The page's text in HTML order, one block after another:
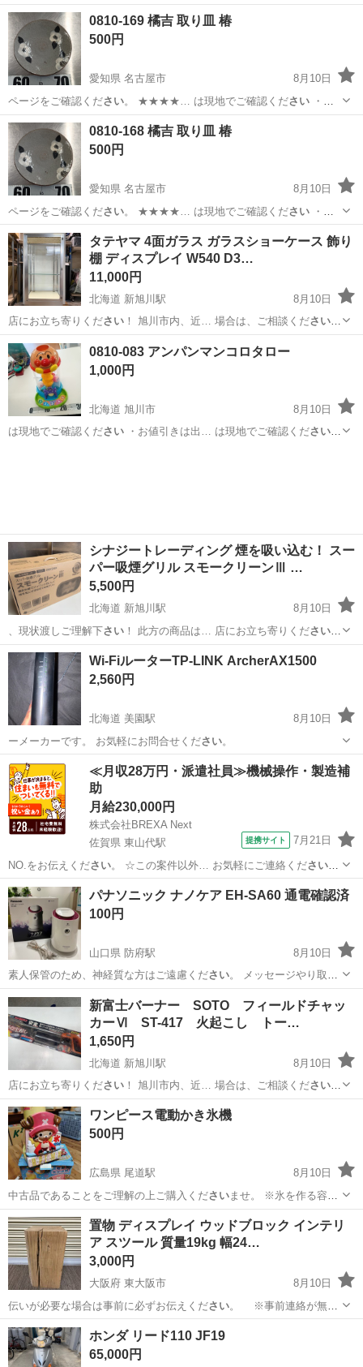
値引きは出… は現地でご確認ください【付属品】… は現地でご確認
ください 【価格】 …
愛知 名古屋市 現地
0810-169 橘吉 取り皿 椿
500円
愛知県 名古屋市
8月10日
ページをご確認ください 。 ★★★★… は現地でご確認ください・お
値引きは出… は現地でご確認ください【付属品】… は現地でご確認
ください 【価格】 …
愛知 名古屋市
0810-168 橘吉 取り皿 椿
500円
愛知県 名古屋市
8月10日
ページをご確認ください 。 ★★★★… は現地でご確認ください・お
値引きは出… は現地でご確認ください【付属品】… は現地でご確認
ください 【価格】 …
愛知 名古屋市
タテヤマ 4面ガラス ガラスショーケース 飾り
棚 ディスプレイ W540 D3…
11,000円
北海道 新旭川駅
8月10日
店にお立ち寄りください ！ 旭川市内、近… 場合は、ご相談くださいま
せ！ 店頭でご…
北海道 旭川市 収納家具 タテヤマ
0810-083 アンパンマンコロタロー
1,000円
北海道 旭川市
8月10日
は現地でご確認ください・お値引きは出… は現地でご確認ください
シナジートレーディング 煙を吸い込む！ スー
パー吸煙グリル スモークリーンⅢ …
5,500円
北海道 新旭川駅
8月10日
、現状渡しご理解下さい ！ 此方の商品は… 店にお立ち寄りください！
旭川市内、近… 場合は、ご相談ください ませ！ 店頭でご…
北海道 旭川市 新旭川駅
Wi-FiルーターTP-LINK ArcherAX1500
2,560円
北海道 美園駅
8月10日
ーメーカーです。 お気軽にお問合せください。
北海道 札幌市 美園駅 その他
≪月収28万円・派遣社員≫機械操作・製造補
助
月給230,000円
株式会社BREXA Next
佐賀県 東山代駅
提携サイト 7月21日
NO.をお伝えください。 ☆この案件以外… お気軽にご連絡ください！
給与 mon… お気軽にご応募ください ！ ★自社正社員…
佐賀 伊万里市 東山代駅 その他
パナソニック ナノケア EH-SA60 通電確認済
100円
山口県 防府駅
8月10日
素人保管のため、神経質な方はご遠慮ください。 メッセージやり取り
後ご来店をお願…
山口 防府市 防府駅 美容家電
新富士バーナー SOTO フィールドチャッ
カーⅥ ST-417 火起こし トー…
1,650円
北海道 新旭川駅
8月10日
店にお立ち寄りください ！ 旭川市内、近… 場合は、ご相談くださいま
せ！ 店頭でご…
北海道 旭川市 新旭川駅 その他 SOTO
ワンピース電動かき氷機
500円
広島県 尾道駅
8月10日
中古品であることをご理解の上ご購入くださいませ。 ※氷を作る容器
は付属していま…
広島 尾道市 尾道駅 キッチン家電
置物 ディスプレイ ウッドブロック インテリ
ア スツール 質量19kg 幅24…
3,000円
大阪府 東大阪市
8月10日
伝いが必要な場合は事前に必ずお伝えください。 ※事前連絡が無い
場合は積み込み…
大阪 東大阪市 その他 ウッドブロック
ホンダ リード110 JF19
65,000円